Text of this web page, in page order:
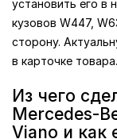
установить его в
кузовов W447,
сторону.
в карточке товара.
Из чего
Mercedes-
Viano и как